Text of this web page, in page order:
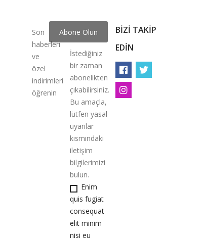
Son
haberleri
ve
özel
indirimleri
öğrenin
İstediğiniz
bir zaman
abonelikten
çıkabilirsiniz.
Bu amaçla,
lütfen yasal
uyarılar
kısmındaki
iletişim
bilgilerimizi
bulun.
Enim
quis fugiat
consequat
elit minim
nisi eu
BIZI TAKIP
EDIN